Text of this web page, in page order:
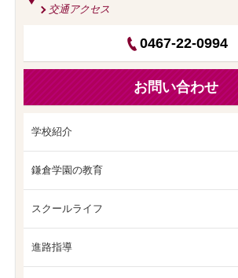
交通アクセス
0467-22-0994
お問い合わせ
学校紹介
鎌倉学園の教育
スクールライフ
進路指導